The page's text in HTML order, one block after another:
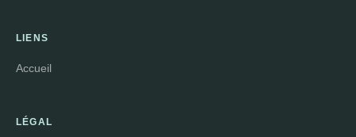
LIENS
Accueil
LÉGAL